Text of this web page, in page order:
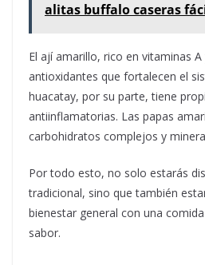
alitas buffalo caseras
El ají amarillo, rico en vitaminas
antioxidantes que fortalecen el
huacatay, por su parte, tiene
antiinflamatorias. Las papas
carbohidratos complejos y
Por todo esto, no solo estarás
tradicional, sino que también
bienestar general con una
sabor.